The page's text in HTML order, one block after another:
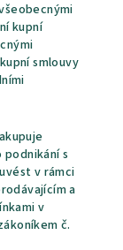
kupní
smlouvy
s
v rámci
a
v
č.